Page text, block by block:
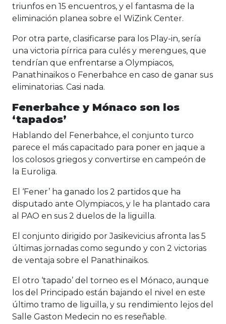
triunfos en 15 encuentros, y el fantasma de la
eliminación planea sobre el WiZink Center.
Por otra parte, clasificarse para los Play-in, sería
una victoria pírrica para culés y merengues, que
tendrían que enfrentarse a Olympiacos,
Panathinaikos o Fenerbahce en caso de ganar sus
eliminatorias. Casi nada.
Fenerbahce y Mónaco son los
‘tapados’
Hablando del Fenerbahce, el conjunto turco
parece el más capacitado para poner en jaque a
los colosos griegos y convertirse en campeón de
la Euroliga.
El ‘Fener’ ha ganado los 2 partidos que ha
disputado ante Olympiacos, y le ha plantado cara
al PAO en sus 2 duelos de la liguilla.
El conjunto dirigido por Jasikevicius afronta las 5
últimas jornadas como segundo y con 2 victorias
de ventaja sobre el Panathinaikos.
El otro ‘tapado’ del torneo es el Mónaco, aunque
los del Principado están bajando el nivel en este
último tramo de liguilla, y su rendimiento lejos del
Salle Gaston Medecin no es reseñable.